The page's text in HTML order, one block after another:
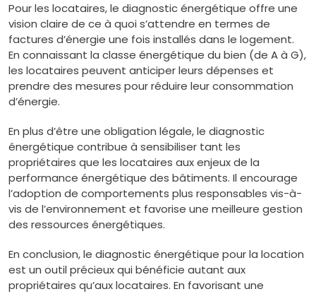
Pour les locataires, le diagnostic énergétique offre une
vision claire de ce à quoi s’attendre en termes de
factures d’énergie une fois installés dans le logement.
En connaissant la classe énergétique du bien (de A à G),
les locataires peuvent anticiper leurs dépenses et
prendre des mesures pour réduire leur consommation
d’énergie.
En plus d’être une obligation légale, le diagnostic
énergétique contribue à sensibiliser tant les
propriétaires que les locataires aux enjeux de la
performance énergétique des bâtiments. Il encourage
l’adoption de comportements plus responsables vis-à-
vis de l’environnement et favorise une meilleure gestion
des ressources énergétiques.
En conclusion, le diagnostic énergétique pour la location
est un outil précieux qui bénéficie autant aux
propriétaires qu’aux locataires. En favorisant une